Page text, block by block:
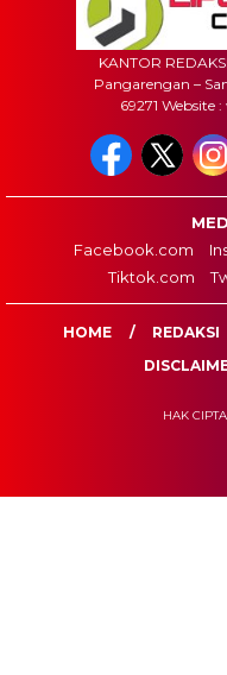
KANTOR
Pangarengan –
69271
Facebook.com
Tiktok.com
HOME REDAKSI
HAK